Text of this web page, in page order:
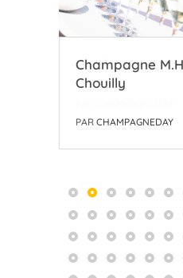
Champagne
Chouilly
PAR CHAMPAGNEDAY